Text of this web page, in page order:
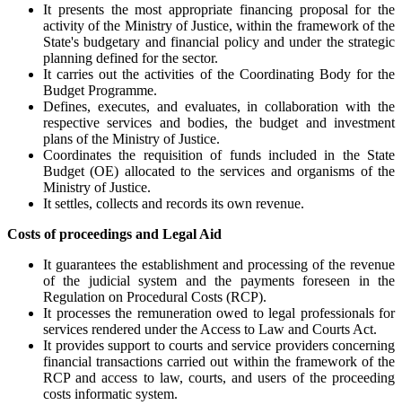
It presents the most appropriate financing proposal for the
activity of the Ministry of Justice, within the framework of the
State's budgetary and financial policy and under the strategic
planning defined for the sector.
It carries out the activities of the Coordinating Body for the
Budget Programme.
Defines, executes, and evaluates, in collaboration with the
respective services and bodies, the budget and investment
plans of the Ministry of Justice.
Coordinates the requisition of funds included in the State
Budget (OE) allocated to the services and organisms of the
Ministry of Justice.
It settles, collects and records its own revenue.
Costs of proceedings and Legal Aid
It guarantees the establishment and processing of the revenue
of the judicial system and the payments foreseen in the
Regulation on Procedural Costs (RCP).
It processes the remuneration owed to legal professionals for
services rendered under the Access to Law and Courts Act.
It provides support to courts and service providers concerning
financial transactions carried out within the framework of the
RCP and access to law, courts, and users of the proceeding
costs informatic system.